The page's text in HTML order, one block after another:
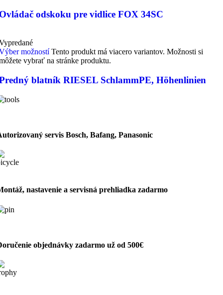
odskoku pre vidlice FOX 34SC
možností Tento produkt má viacero variantov. Možnosti si
vybrať na stránke produktu.
blatník RIESEL SchlammPE, Höhenlinien
servis Bosch, Bafang, Panasonic
nastavenie a servisná prehliadka zadarmo
objednávky zadarmo už od 500€